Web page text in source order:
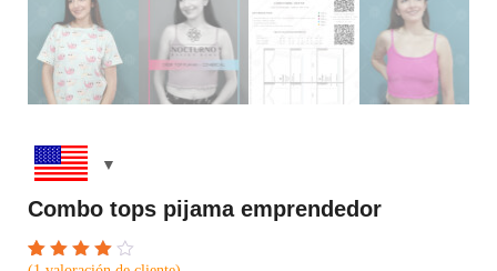
Combo tops pijama emprendedor